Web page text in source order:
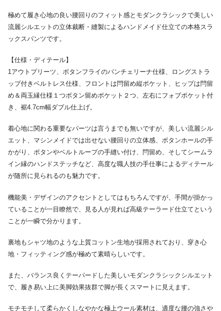
極めて履き心地の良い腰回りのフィット感とモダンクラシックで美しい
流麗シルエットの立体裁断・縫製によるハンドメイド仕立ての本格スラ
ックスパンツです。
【仕様・ディテール】
1アウトプリーツ、ボタンフライのパンチェリーナ仕様、ロングストラ
ップ付きベルトレス仕様、フロントは閂留め縦ポケット、ヒップは閂留
め＆両玉縁仕様１つボタン留めポケット２つ、左右にフォブポケット付
き、裾4.7cm幅ダブル仕上げ。
着心地に関わる重要なパーツは言うまでも無いですが、美しい流麗シル
エット、マシンメイドでは出せない腰回りの立体感、ボタンホールの手
かがり、ボタンやベルトループの手縫い付け、閂留め、そしてシームラ
イン縁のハンドステッチなど、高度な職人技の手仕事によるディテール
が随所に見られるのも魅力です。
機能美・デザインのアクセントとしてはもちろんですが、手間が掛かっ
ていることが一目瞭然で、見る人が見れば高級テーラード仕立てという
ことが一瞬で分かります。
裏地もシャツ地のような上質コットン生地が採用されており、穿き心
地・フィッティング感が極めて素晴らしいです。
また、バランス良くテーパードした美しいモダンクラシックシルエット
で、履き易い上に美脚効果抜群で脚が長くスマートに見えます。
モチモチして柔らかくしなやかな極上ウール素材は、適度な腰の強さや